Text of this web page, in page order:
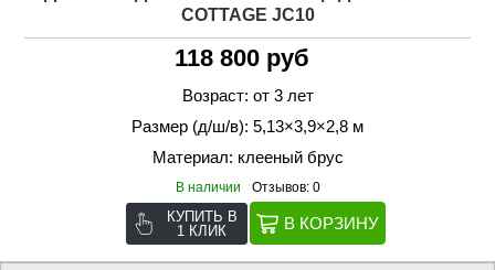
COTTAGE JC10
118 800 руб
Возраст: от 3 лет
Размер (д/ш/в): 5,13×3,9×2,8 м
Материал: клееный брус
В наличии Отзывов: 0
КУПИТЬ В
1 КЛИК